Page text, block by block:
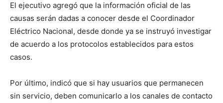
El ejecutivo agregó que la información oficial de las
causas serán dadas a conocer desde el Coordinador
Eléctrico Nacional, desde donde ya se instruyó investigar
de acuerdo a los protocolos establecidos para estos
casos.
Por último, indicó que si hay usuarios que permanecen
sin servicio, deben comunicarlo a los canales de contacto